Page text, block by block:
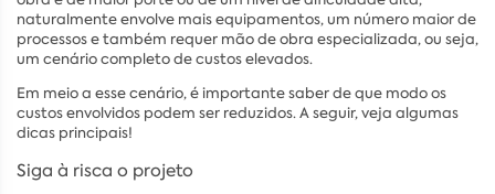
naturalmente envolve mais equipamentos, um número maior de
processos e também requer mão de obra especializada, ou seja,
um cenário completo de custos elevados.
Em meio a esse cenário, é importante saber de que modo os
custos envolvidos podem ser reduzidos. A seguir, veja algumas
dicas principais!
Siga à risca o projeto